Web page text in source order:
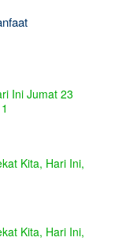
Ini Jumat 23
Kita, Hari Ini,
Kita, Hari Ini,